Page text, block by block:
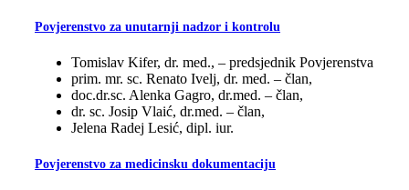
Povjerenstvo za unutarnji nadzor i kontrolu
Tomislav Kifer, dr. med., – predsjednik Povjerenstva
prim. mr. sc. Renato Ivelj, dr. med. – član,
doc.dr.sc. Alenka Gagro, dr.med. – član,
dr. sc. Josip Vlaić, dr.med. – član,
Jelena Radej Lesić, dipl. iur.
Povjerenstvo za medicinsku dokumentaciju